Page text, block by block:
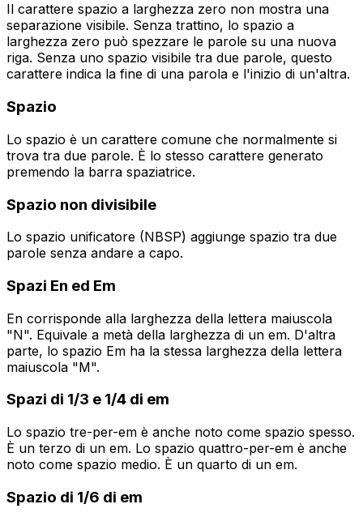
Il carattere spazio a larghezza zero non mostra una
separazione visibile. Senza trattino, lo spazio a
larghezza zero può spezzare le parole su una nuova
riga. Senza uno spazio visibile tra due parole, questo
carattere indica la fine di una parola e l'inizio di un'altra.
Spazio
Lo spazio è un carattere comune che normalmente si
trova tra due parole. È lo stesso carattere generato
premendo la barra spaziatrice.
Spazio non divisibile
Lo spazio unificatore (NBSP) aggiunge spazio tra due
parole senza andare a capo.
Spazi En ed Em
En corrisponde alla larghezza della lettera maiuscola
"N". Equivale a metà della larghezza di un em. D'altra
parte, lo spazio Em ha la stessa larghezza della lettera
maiuscola "M".
Spazi di 1/3 e 1/4 di em
Lo spazio tre-per-em è anche noto come spazio spesso.
È un terzo di un em. Lo spazio quattro-per-em è anche
noto come spazio medio. È un quarto di un em.
Spazio di 1/6 di em